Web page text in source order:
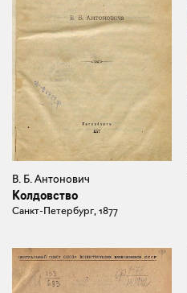
В. Б. Антонович
Колдовство
Санкт-Петербург, 1877